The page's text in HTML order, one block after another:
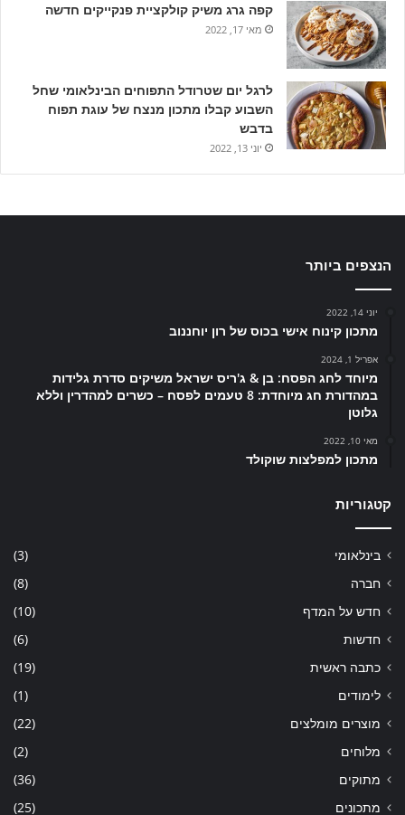
קפה גרג משיק קולקציית פנקייקים חדשה
מאי 17, 2022
לרגל יום שטרודל התפוחים הבינלאומי שחל
השבוע קבלו מתכון מנצח של עוגת תפוח
בדבש
יוני 13, 2022
הנצפים ביותר
יוני 14, 2022
מתכון קינוח אישי בכוס של רון יוחננוב
אפריל 1, 2024
מיוחד לחג הפסח: בן & ג'ריס ישראל משיקים סדרת גלידות
במהדורת חג מיוחדת: 8 טעמים לפסח – כשרים למהדרין וללא
גלוטן
מאי 10, 2022
מתכון למפלצות שוקולד
קטגוריות
בינלאומי
(3)
חברה
(8)
חדש על המדף
(10)
חדשות
(6)
כתבה ראשית
(19)
לימודים
(1)
מוצרים מומלצים
(22)
מלוחים
(2)
מתוקים
(36)
מתכונים
(25)